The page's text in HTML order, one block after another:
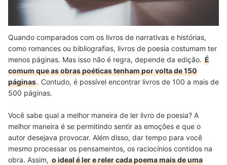
Quando comparados com os livros de narrativas e histórias,
como romances ou bibliografias, livros de poesia costumam ter
menos páginas. Mas isso não é regra, depende da edição. É
comum que as obras poéticas tenham por volta de 150
páginas. Contudo, é possível encontrar livros de 100 a mais de
500 páginas.
Você sabe qual a melhor maneira de ler livro de poesia? A
melhor maneira é se permitindo sentir as emoções e que o
autor desejava provocar. Além disso, dar tempo para você
mesmo processar os pensamentos, os raciocínios contidos na
obra. Assim, o ideal é ler e reler cada poema mais de uma